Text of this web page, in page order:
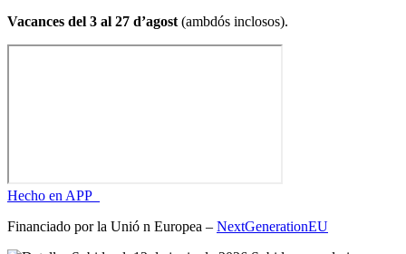
Vacances del 3 al 27 d’agost(ambdós inclosos).
Hecho en APP_
Financiado por la Unió n Europea – NextGenerationEU